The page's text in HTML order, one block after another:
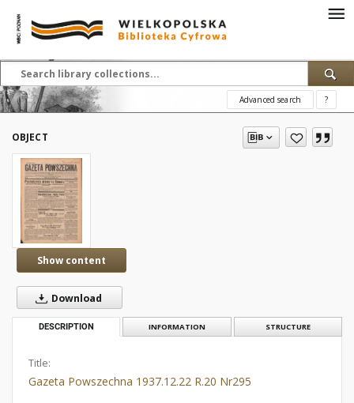
Advanced search ?
OBJECT
Show content
Download
DESCRIPTION INFORMATION STRUCTURE
Title:
Gazeta Powszechna 1937.12.22 R.20 Nr295